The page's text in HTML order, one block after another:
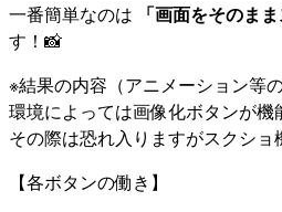
一番簡単なのは 「画面をそのま
す！📸
※結果の内容（アニメーション等
環境によっては画像化ボタンが機
その際は恐れ入りますがスクショ
【各ボタンの働き】